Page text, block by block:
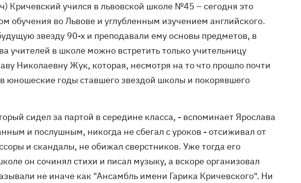
Кричевский учился в львовской школе №45 – сегодня это
обучения во Львове и углубленным изучением английского.
звезду 90-х и преподавали ему основы предметов, в
учителей в школе можно встретить только учительницу
Николаевну Жук, которая, несмотря на то что прошло почти
юношеские годы ставшего звездой школы и покорявшего
сидел за партой в середине класса, - вспоминает Ярослава
и послушным, никогда не сбегал с уроков - отсиживал от
и скандалы, не обижал сверстников. Уже тогда его
он сочинял стихи и писал музыку, а вскоре организовал
не иначе как "Ансамбль имени Гарика Кричевского". Ни